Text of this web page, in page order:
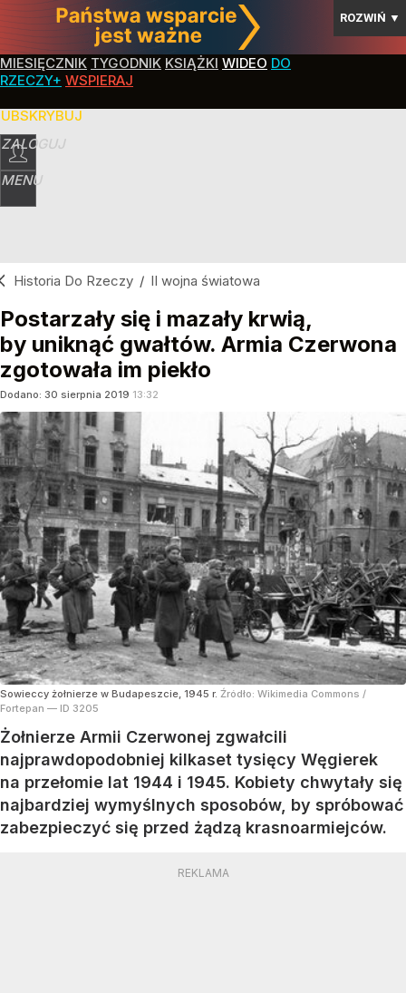
ROZWIŃ ▼
MIESIĘCZNIK TYGODNIK KSIĄŻKI WIDEO DO
RZECZY+ WSPIERAJ
ZALOGUJ
MENU
Historia Do Rzeczy / II wojna światowa
Postarzały się i mazały krwią,
by uniknąć gwałtów. Armia Czerwona
zgotowała im piekło
Dodano: 30 sierpnia 2019 13:32
Sowieccy żołnierze w Budapeszcie, 1945 r. Źródło: Wikimedia Commons /
Fortepan — ID 3205
Żołnierze Armii Czerwonej zgwałcili
najprawdopodobniej kilkaset tysięcy Węgierek
na przełomie lat 1944 i 1945. Kobiety chwytały się
najbardziej wymyślnych sposobów, by spróbować
zabezpieczyć się przed żądzą krasnoarmiejców.